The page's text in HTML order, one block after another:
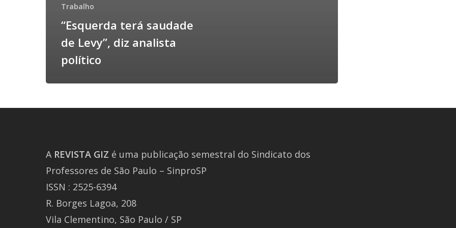
Trabalho
“Esquerda terá saudade
de Levy”, diz analista
político
A REVISTA GIZ é uma publicação semestral do Sindicato dos
Professores de São Paulo – SinproSP
ISSN : 2525-6394
R. Borges Lagoa, 208
Vila Clementino, São Paulo / SP